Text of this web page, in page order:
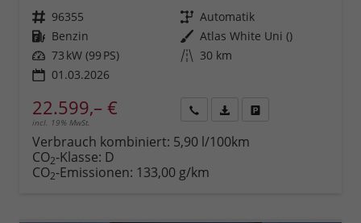
Fahrzeugnr. 96355 Getriebe Automatik
Kraftstoff Benzin Außenfarbe Atlas White Uni ()
Leistung 73 kW (99 PS) Kilometerstand 30 km
01.03.2026
22.599,– €
incl. 19% MwSt.
anfordern
Datei,
Verbrauch kombiniert: 5,90 l/100km
CO2-Klasse: D
CO2-Emissionen: 133,00 g/km